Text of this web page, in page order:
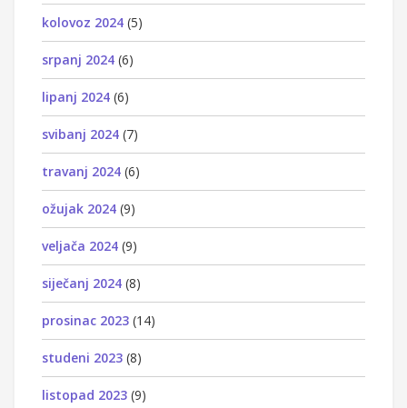
kolovoz 2024 (5)
srpanj 2024 (6)
lipanj 2024 (6)
svibanj 2024 (7)
travanj 2024 (6)
ožujak 2024 (9)
veljača 2024 (9)
siječanj 2024 (8)
prosinac 2023 (14)
studeni 2023 (8)
listopad 2023 (9)